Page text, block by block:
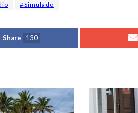
#Simulado
Share 130